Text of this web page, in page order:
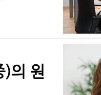
)의 원